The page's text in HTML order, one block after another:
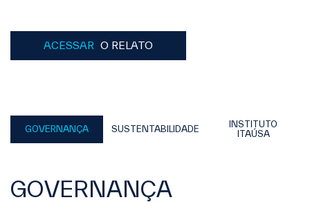
ACESSAR O RELATO
GOVERNANÇA SUSTENTABILIDADE
INSTITUTO
ITAÚSA
GOVERNANÇA